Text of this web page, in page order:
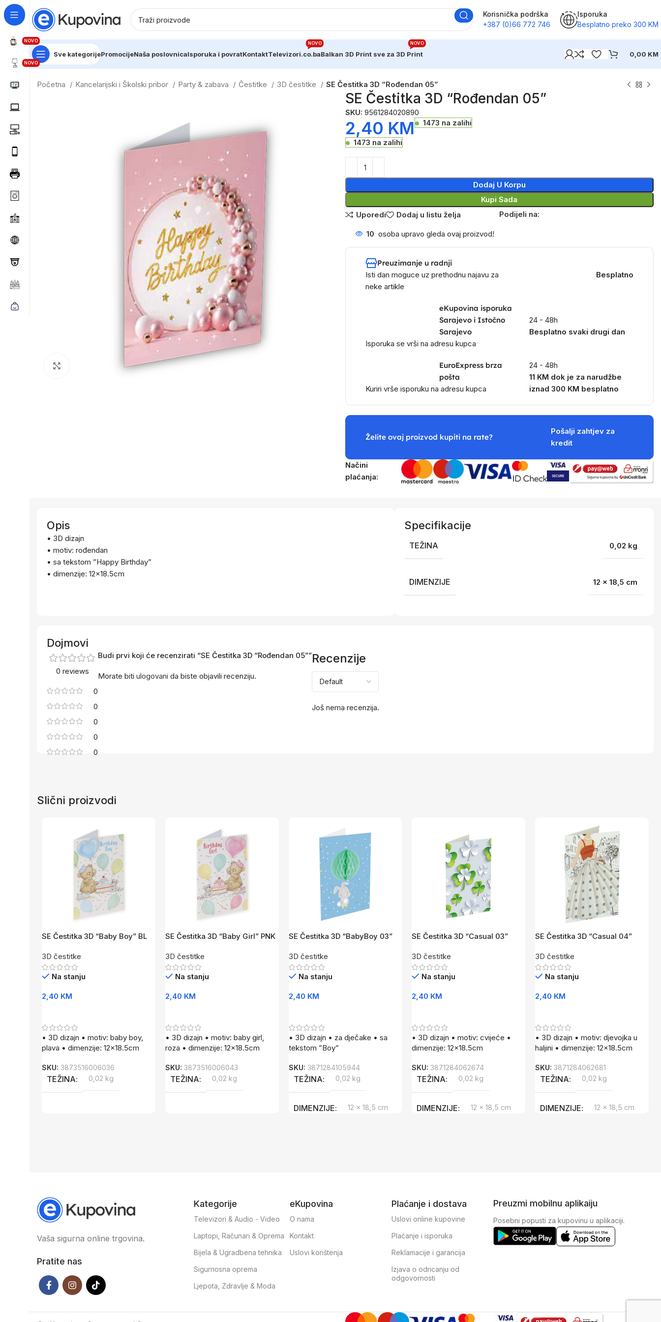
NOVO
NOVO
Korisnička podrška
+387 (0)66 772 746
Isporuka
Besplatno preko 300 KM
Sve kategorijePromocijeNaša poslovnicaIsporuka i povratKontaktTelevizori.co.ba
NOVO
Balkan 3D Print sve za 3D Print
NOVO
0,00 KM
Početna Kancelarijski i Školski pribor Party & zabava Čestitke 3D čestitke SE Čestitka 3D “Rođendan 05”
SE Čestitka 3D “Rođendan 05”
SKU: 9561284020890
2,40 KM 1473 na zalihi
1473 na zalihi
Dodaj U Korpu
Kupi Sada
Uporedi
Dodaj u listu želja Podijeli na:
10 osoba upravo gleda ovaj proizvod!
Preuzimanje u radnji
Isti dan moguce uz prethodnu najavu za
neke artikle
Besplatno
eKupovina isporuka
Sarajevo i Istočno
Sarajevo
Isporuka se vrši na adresu kupca
24 - 48h
Besplatno svaki drugi dan
EuroExpress brza
pošta
Kuriri vrše isporuku na adresu kupca
24 - 48h
11 KM dok je za narudžbe
iznad 300 KM besplatno
Želite ovaj proizvod kupiti na rate?
Pošalji zahtjev za
kredit
Načini
plaćanja:
Opis
• 3D dizajn
• motiv: rođendan
• sa tekstom ”Happy Birthday”
• dimenzije: 12×18.5cm
Specifikacije
TEŽINA 0,02 kg
DIMENZIJE 12 × 18,5 cm
Dojmovi
0 reviews
0
0
0
0
0
Recenzije
Još nema recenzija.
Budi prvi koji će recenzirati “SE Čestitka 3D “Rođendan 05””
Morate biti ulogovani da biste objavili recenziju.
Slični proizvodi
SE Čestitka 3D “Baby Boy” BL
3D čestitke
Na stanju
2,40 KM
• 3D dizajn • motiv: baby boy,
plava • dimenzije: 12×18.5cm
SKU: 3873516006036
TEŽINA 0,02 kg
SE Čestitka 3D “Baby Girl” PNK
3D čestitke
Na stanju
2,40 KM
• 3D dizajn • motiv: baby girl,
roza • dimenzije: 12×18.5cm
SKU: 3873516006043
TEŽINA 0,02 kg
SE Čestitka 3D “BabyBoy 03”
3D čestitke
Na stanju
2,40 KM
• 3D dizajn • za dječake • sa
tekstom ”Boy”
SKU: 3871284105944
TEŽINA 0,02 kg
DIMENZIJE 12 × 18,5 cm
SE Čestitka 3D “Casual 03”
3D čestitke
Na stanju
2,40 KM
• 3D dizajn • motiv: cvijeće •
dimenzije: 12×18.5cm
SKU:3871284062674
TEŽINA 0,02 kg
DIMENZIJE 12 × 18,5 cm
SE Čestitka 3D “Casual 04”
3D čestitke
Na stanju
2,40 KM
• 3D dizajn • motiv: djevojka u
haljini • dimenzije: 12×18.5cm
SKU:3871284062681
TEŽINA 0,02 kg
DIMENZIJE 12 × 18,5 cm
Vaša sigurna online trgovina.
Pratite nas
Kategorije
Televizori & Audio - Video
Laptopi, Računari & Oprema
Bijela & Ugradbena tehnika
Sigurnosna oprema
Ljepota, Zdravlje & Moda
eKupovina
O nama
Kontakt
Uslovi korištenja
Plaćanje i dostava
Uslovi online kupovine
Plaćanje i isporuka
Reklamacije i garancija
Izjava o odricanju od
odgovornosti
Preuzmi mobilnu aplikaiju
Posebni popusti za kupovinu u aplikaciji.